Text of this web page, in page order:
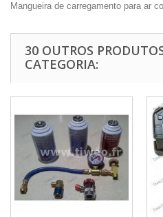
Mangueira de carregamento para ar
30 OUTROS
CATEGORIA: